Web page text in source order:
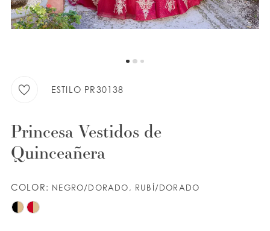
ESTILO PR30138
Princesa Vestidos de
Quinceañera
COLOR: NEGRO/DORADO, RUBÍ/DORADO